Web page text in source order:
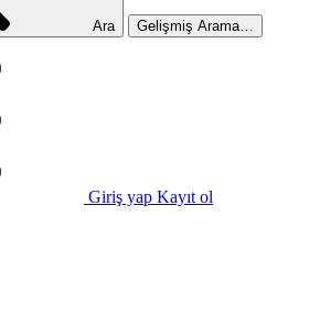
Ara Gelişmiş Arama…
Giriş yap Kayıt ol